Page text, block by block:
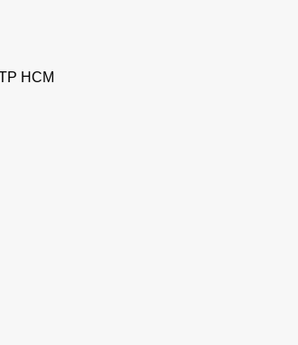
HCM